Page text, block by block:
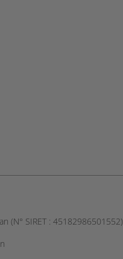
(N° SIRET : 45182986501552)